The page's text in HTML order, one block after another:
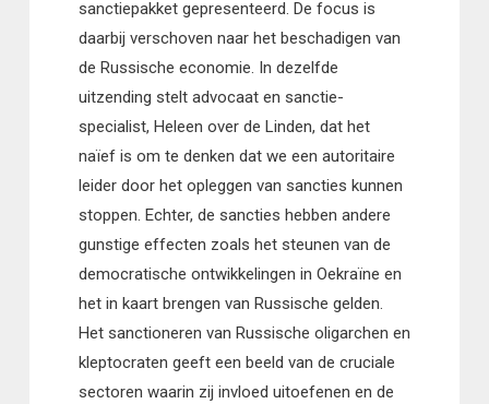
sanctiepakket gepresenteerd. De focus is
daarbij verschoven naar het beschadigen van
de Russische economie. In dezelfde
uitzending stelt advocaat en sanctie-
specialist, Heleen over de Linden, dat het
naïef is om te denken dat we een autoritaire
leider door het opleggen van sancties kunnen
stoppen. Echter, de sancties hebben andere
gunstige effecten zoals het steunen van de
democratische ontwikkelingen in Oekraïne en
het in kaart brengen van Russische gelden.
Het sanctioneren van Russische oligarchen en
kleptocraten geeft een beeld van de cruciale
sectoren waarin zij invloed uitoefenen en de